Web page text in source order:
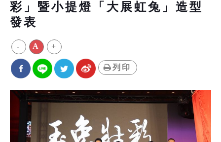
彩」暨小提燈「大展虹兔」造型
發表
- A +
列印